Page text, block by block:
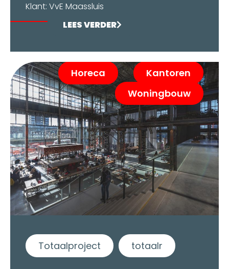
Klant: VvE Maassluis
LEES VERDER
Horeca
Kantoren
Woningbouw
Totaalproject totaalr